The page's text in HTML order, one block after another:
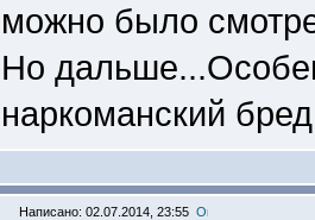
можно было
Но
наркоманский
Написано: 02.07.2014, 23:55